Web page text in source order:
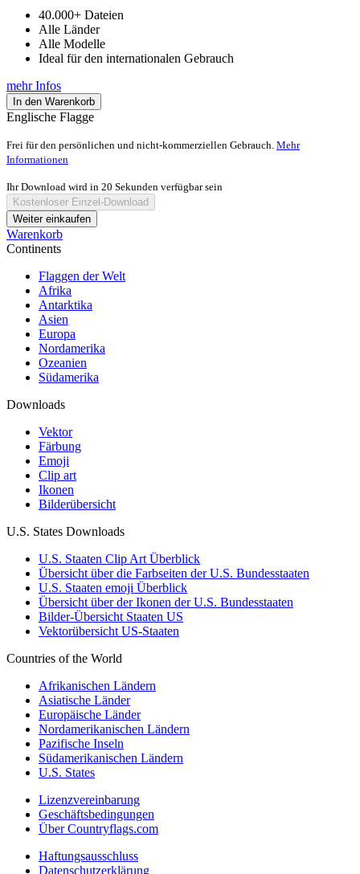
40.000+ Dateien
Alle Länder
Alle Modelle
Ideal für den internationalen Gebrauch
mehr Infos
In den Warenkorb
Englische Flagge
Frei für den persönlichen und nicht-kommerziellen Gebrauch. Mehr
Informationen
Ihr Download wird in 20 Sekunden verfügbar sein
Kostenloser Einzel-Download
Weiter einkaufen
Warenkorb
Continents
Flaggen der Welt
Afrika
Antarktika
Asien
Europa
Nordamerika
Ozeanien
Südamerika
Downloads
Vektor
Färbung
Emoji
Clip art
Ikonen
Bilderübersicht
U.S. States Downloads
U.S. Staaten Clip Art Überblick
Übersicht über die Farbseiten der U.S. Bundesstaaten
U.S. Staaten emoji Überblick
Übersicht über der Ikonen der U.S. Bundesstaaten
Bilder-Übersicht Staaten US
Vektorübersicht US-Staaten
Countries of the World
Afrikanischen Ländern
Asiatische Länder
Europäische Länder
Nordamerikanischen Ländern
Pazifische Inseln
Südamerikanischen Ländern
U.S. States
Lizenzvereinbarung
Geschäftsbedingungen
Über Countryflags.com
Haftungsausschluss
Datenschutzerklärung